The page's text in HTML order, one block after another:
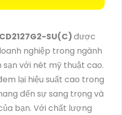
SU(C)được
nghiệp trong ngành
với nét mỹ thuật cao.
lại hiệu suất cao trong
đến sự sang trọng và
bạn. Với chất lượng